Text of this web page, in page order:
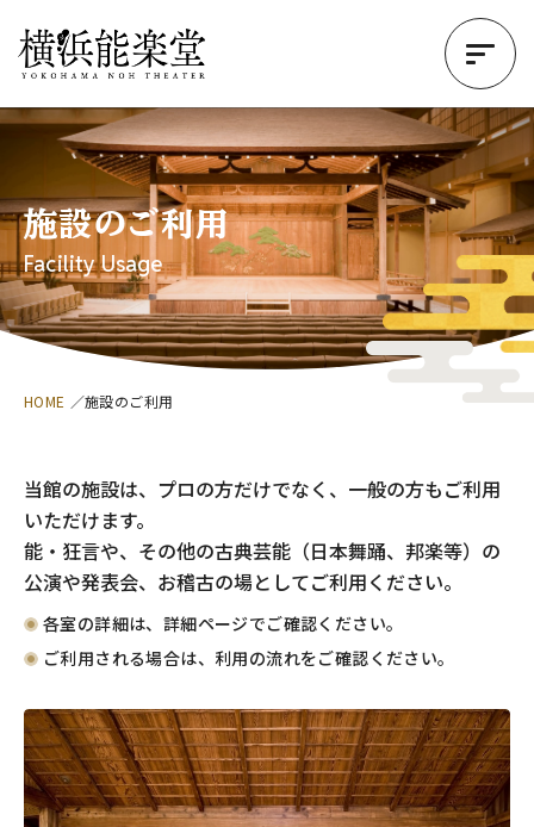
施設のご利用
Facility Usage
HOME 施設のご利用
当館の施設は、プロの方だけでなく、一般の方もご利用
いただけます。
能・狂言や、その他の古典芸能（日本舞踊、邦楽等）の
公演や発表会、お稽古の場としてご利用ください。
各室の詳細は、詳細ページでご確認ください。
ご利用される場合は、利用の流れをご確認ください。